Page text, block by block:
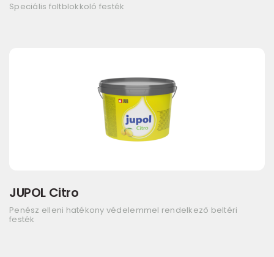
Speciális foltblokkoló festék
JUPOL Citro
Penész elleni hatékony védelemmel rendelkező beltéri
festék